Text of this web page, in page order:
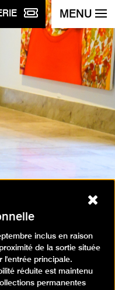
MENU
Sa
Mois
suivant
inclus en raison
de la sortie située
l'entrée principale.
réduite est maintenu
permanentes